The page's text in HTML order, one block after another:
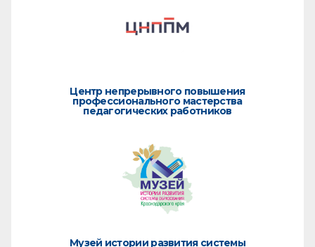
Центр непрерывного повышения
профессионального мастерства
педагогических работников
Музей истории развития системы